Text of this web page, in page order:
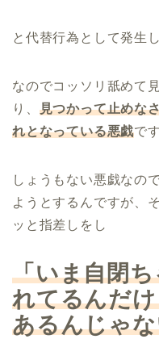
と代替行為として発生
なのでコッソリ舐めて
り、 見つかって止めな
れとなっている悪戯で
しょうもない悪戯なの
ようとするんですが、
ッと指差しをし
「いま自閉
れてるんだ
あるんじゃ